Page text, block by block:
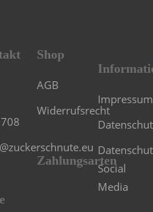
Shop
AGB
Widerrufsrecht
Zahlungsarten
Impressum
Social
Media